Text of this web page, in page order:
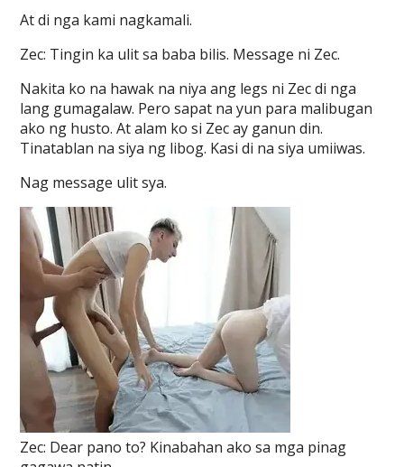
At di nga kami nagkamali.
Zec: Tingin ka ulit sa baba bilis. Message ni Zec.
Nakita ko na hawak na niya ang legs ni Zec di nga
lang gumagalaw. Pero sapat na yun para malibugan
ako ng husto. At alam ko si Zec ay ganun din.
Tinatablan na siya ng libog. Kasi di na siya umiiwas.
Nag message ulit sya.
Zec: Dear pano to? Kinabahan ako sa mga pinag